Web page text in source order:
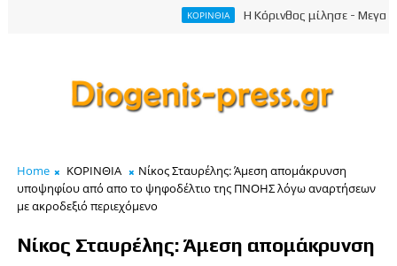
ΚΟΡΙΝΘΙΑ Η Κόρινθος μίλησε -
Home ΚΟΡΙΝΘΙΑ
Nίκος Σταυρέλης: Άμεση απομάκρυνση
υποψηφίου από απο το ψηφοδέλτιο της ΠΝΟΗΣ λόγω αναρτήσεων
με ακροδεξιό περιεχόμενο
Nίκος Σταυρέλης: Άμεση απομάκρυνση